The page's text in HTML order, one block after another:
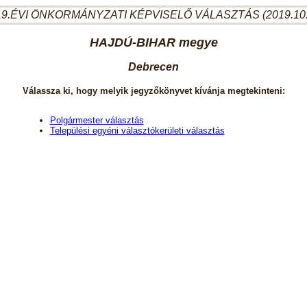
ÖNKORMÁNYZATI KÉPVISELŐ VÁLASZTÁS
HAJDÚ-BIHAR megye
Debrecen
Válassza ki, hogy melyik jegyzőkönyvet kívánja megtekinteni:
Polgármester választás
Települési egyéni választókerületi választás